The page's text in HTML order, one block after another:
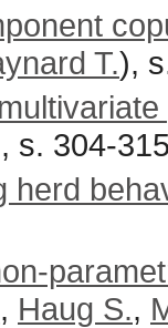
T.),
s. 304-
herd
, Haug S.,